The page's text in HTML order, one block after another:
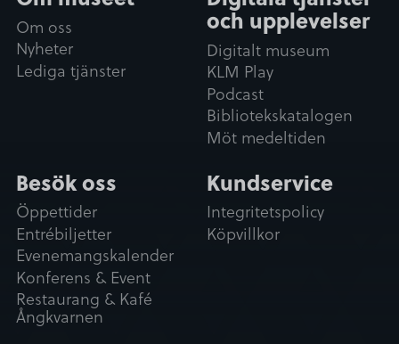
Om oss
Nyheter
Lediga tjänster
och upplevelser
Digitalt museum
KLM Play
Podcast
Bibliotekskatalogen
Möt medeltiden
Besök oss
Öppettider
Entrébiljetter
Evenemangskalender
Konferens & Event
Restaurang & Kafé
Ångkvarnen
Kundservice
Integritetspolicy
Köpvillkor